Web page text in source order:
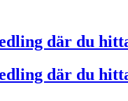
där du
där du